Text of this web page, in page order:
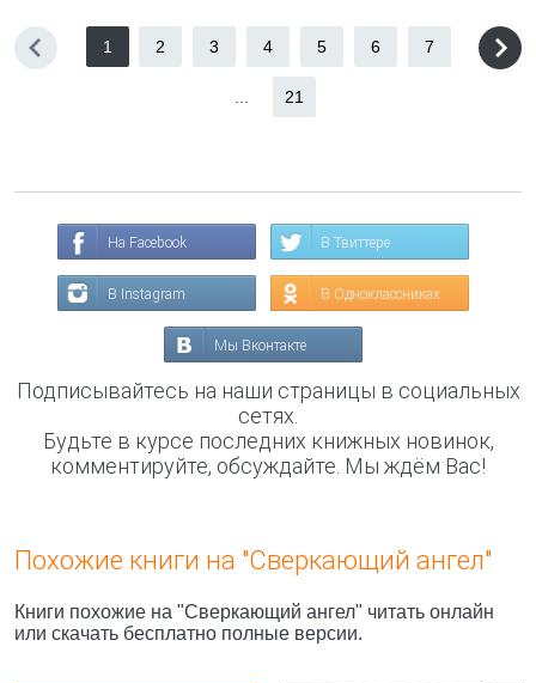
1 2 3 4 5 6 7
21
На Facebook В Твиттере
В Instagram В Одноклассниках
Мы Вконтакте
Подписывайтесь на наши страницы в социальных
сетях.
Будьте в курсе последних книжных новинок,
комментируйте, обсуждайте. Мы ждём Вас!
Похожие книги на "Сверкающий ангел"
Книги похожие на "Сверкающий ангел" читать онлайн
или скачать бесплатно полные версии.